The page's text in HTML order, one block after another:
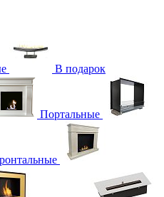
В подарок
Портальные